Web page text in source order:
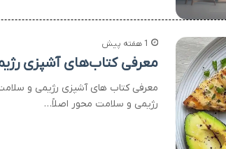
1 هفته پیش
معرفی کتاب‌های آشپزی
معرفی کتاب های آشپزی رژیمی و
رژیمی و سلامت محور اصلاً…